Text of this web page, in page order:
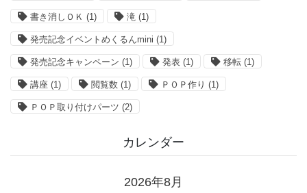
書き消しＯＫ (1) 滝 (1)
発売記念イベントめくるんmini (1)
発売記念キャンペーン (1) 発表 (1) 移転 (1)
講座 (1) 閲覧数 (1) ＰＯＰ作り (1)
ＰＯＰ取り付けパーツ (2)
カレンダー
2026年8月